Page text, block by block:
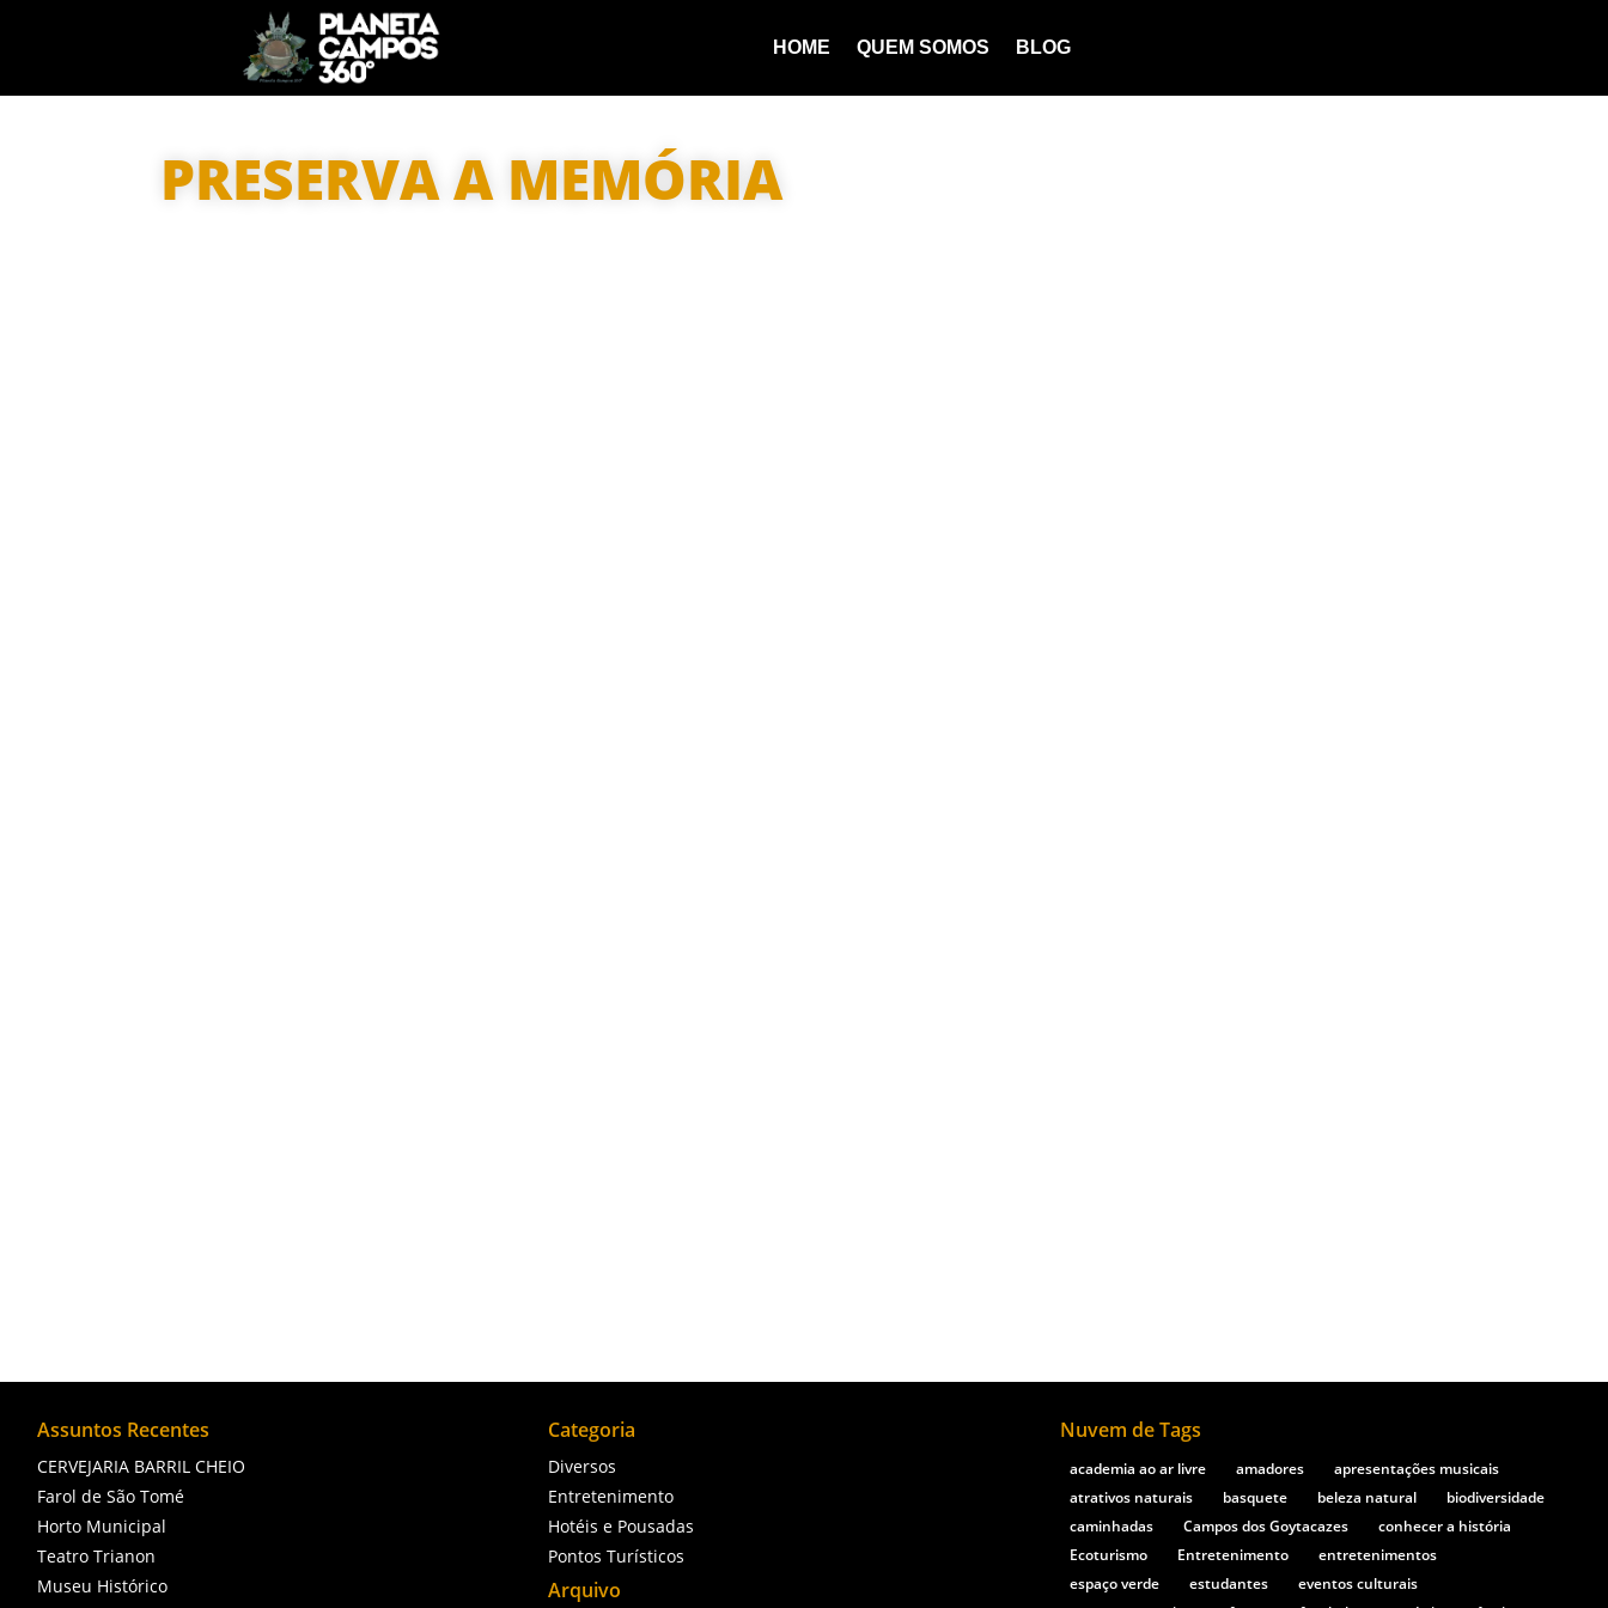
HOME QUEM SOMOS BLOG
PRESERVA A MEMÓRIA
Assuntos Recentes
CERVEJARIA BARRIL CHEIO
Farol de São Tomé
Horto Municipal
Teatro Trianon
Museu Histórico
Categoria
Diversos
Entretenimento
Hotéis e Pousadas
Pontos Turísticos
Arquivo
Nuvem de Tags
academia ao ar livre amadores
apresentações musicais
atrativos naturais
basquete beleza natural
biodiversidade
caminhadas
Campos dos Goytacazes
conhecer a história
Ecoturismo
Entretenimento
entretenimentos
espaço verde
estudantes
eventos culturais